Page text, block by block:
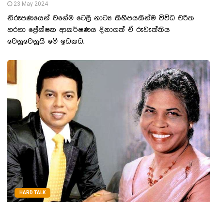
23 May 2024
නිරූපණයෙන් වගේම ටෙලි නාට්‍ය කිහිපයකින්ම විවිධ චරිත
හරහා ප්‍රේක්ෂක ආකර්ෂණය දිනාගත් ඒ රුවැත්තිය
වෙනුවෙනුයි මේ ඉඩකඩ.
HARD TALK